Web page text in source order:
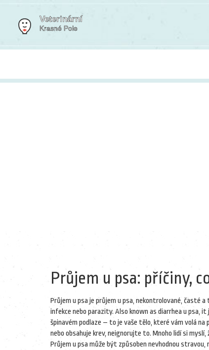
Průjem u psa: příčiny,
Průjem u psa je průjem u psa, nekontrolované, časté
infekce nebo parazity. Also known as diarrhea u psa, it
špinavém podlaze – to je vaše tělo, které vám volá
nebo obsahuje krev, neignorujte to. Mnoho lidí si
Průjem u psa může být způsoben nevhodnou stravou,